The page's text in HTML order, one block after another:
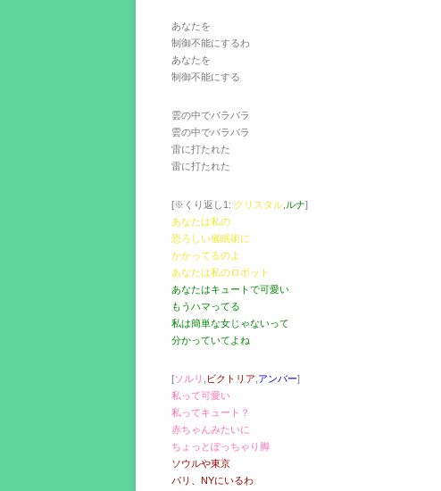
あなたを
制御不能にするわ
あなたを
制御不能にする
雲の中でバラバラ
雲の中でバラバラ
雷に打たれた
雷に打たれた
[※くり返し1: クリスタル ルナ]
あなたは私の
恐ろしい催眠術に
かかってるのよ
あなたは私のロボット
あなたはキュートで可愛い
もうハマってる
私は簡単な女じゃないって
分かっていてよね
[ソルリ ビクトリア アンバー]
私って可愛い
私ってキュート？
赤ちゃんみたいに
ちょっとぽっちゃり脚
ソウルや東京
パリ、NYにいるわ